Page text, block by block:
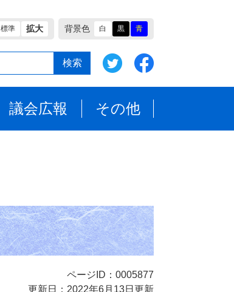
標準 拡大 背景色 白 黒 青
議会広報 その他
ページID：0005877
更新日：2022年6月13日更新